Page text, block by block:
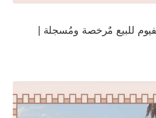
للبيع مٌرخصة ومُسجلة |